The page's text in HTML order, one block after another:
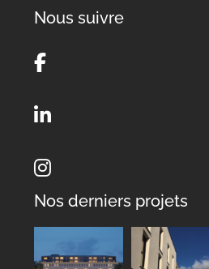
Nous suivre
Nos derniers projets